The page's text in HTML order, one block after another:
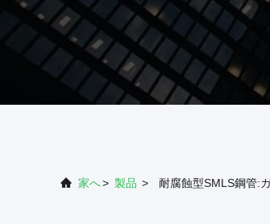
家へ> 製品 > 耐腐蝕型SMLS鋼管: